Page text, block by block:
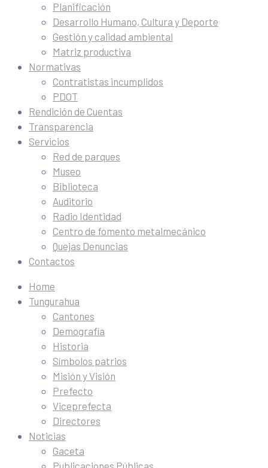
Planificación
Desarrollo Humano, Cultura y Deporte
Gestión y calidad ambiental
Matriz productiva
Normativas
Contratistas incumplidos
PDOT
Rendición de Cuentas
Transparencia
Servicios
Red de parques
Museo
Biblioteca
Auditorio
Radio Identidad
Centro de fomento metalmecánico
Quejas Denuncias
Contactos
Home
Tungurahua
Cantones
Demografía
Historia
Símbolos patrios
Misión y Visión
Prefecto
Viceprefecta
Directores
Noticias
Gaceta
Publicaciones Públicas